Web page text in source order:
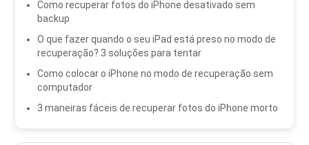
Como recuperar fotos do iPhone desativado sem
backup
O que fazer quando o seu iPad está preso no modo de
recuperação? 3 soluções para tentar
Como colocar o iPhone no modo de recuperação sem
computador
3 maneiras fáceis de recuperar fotos do iPhone morto